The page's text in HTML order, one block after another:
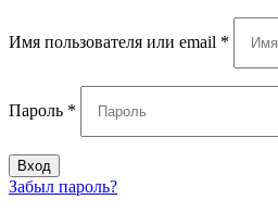
Имя пользователя или email *
Пароль *
Вход
Забыл пароль?